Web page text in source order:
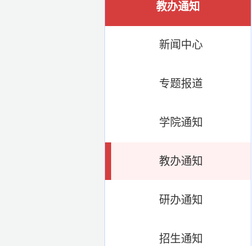
教办通知
新闻中心
专题报道
学院通知
教办通知
研办通知
招生通知